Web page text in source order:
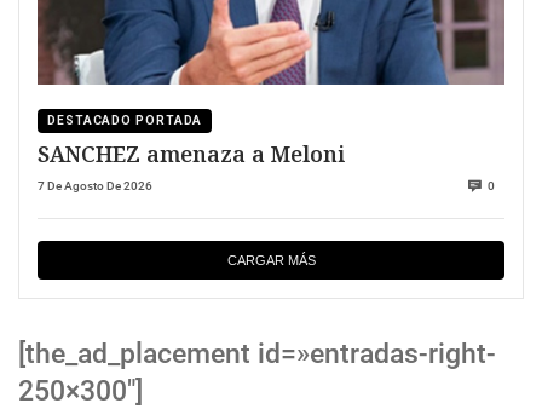
DESTACADO PORTADA
SANCHEZ amenaza a Meloni
7 De Agosto De 2026 0
CARGAR MÁS
[the_ad_placement id=»entradas-right-
250×300″]